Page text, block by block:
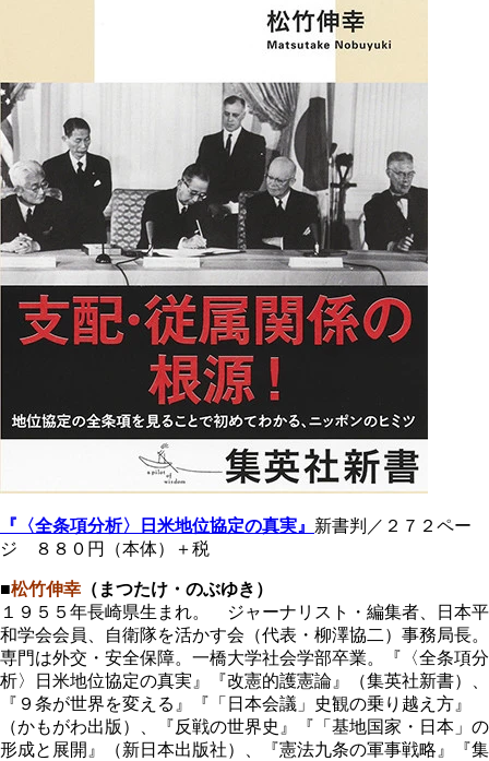
『〈全条項分析〉日米地位協定の真実』 新書判／２７２ペー
ジ ８８０円（本体）＋税
■松竹伸幸 （まつたけ・のぶゆき）
１９５５年長崎県生まれ。 ジャーナリスト・編集者、日本平
和学会会員、自衛隊を活かす会（代表・柳澤協二）事務局長。
専門は外交・安全保障。一橋大学社会学部卒業。『〈全条項分
析〉日米地位協定の真実』『改憲的護憲論』（集英社新書）、
『９条が世界を変える』『「日本会議」史観の乗り越え方』
（かもがわ出版）、『反戦の世界史』『「基地国家・日本」の
形成と展開』（新日本出版社）、『憲法九条の軍事戦略』『集